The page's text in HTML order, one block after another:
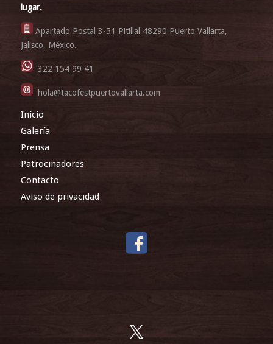
lugar.
Apartado Postal 3-51 Pitillal 48290 Puerto Vallarta,
Jalisco, México.
322 154 99 41
hola@tacofestpuertovallarta.com
Inicio
Galería
Prensa
Patrocinadores
Contacto
Aviso de privacidad